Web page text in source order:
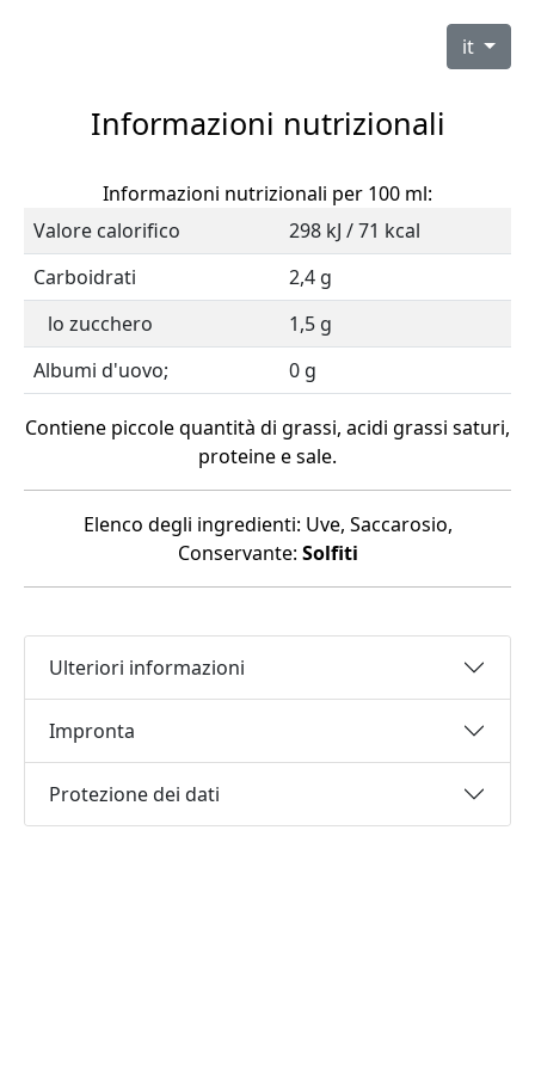
it
Informazioni nutrizionali
Informazioni nutrizionali per 100 ml:
Valore calorifico
298 kJ / 71 kcal
Carboidrati
2,4 g
lo zucchero
1,5 g
Albumi d'uovo;
0 g
Contiene piccole quantità di grassi, acidi grassi saturi,
proteine e sale.
Elenco degli ingredienti: Uve, Saccarosio,
Conservante: Solfiti
Ulteriori informazioni
Impronta
Protezione dei dati